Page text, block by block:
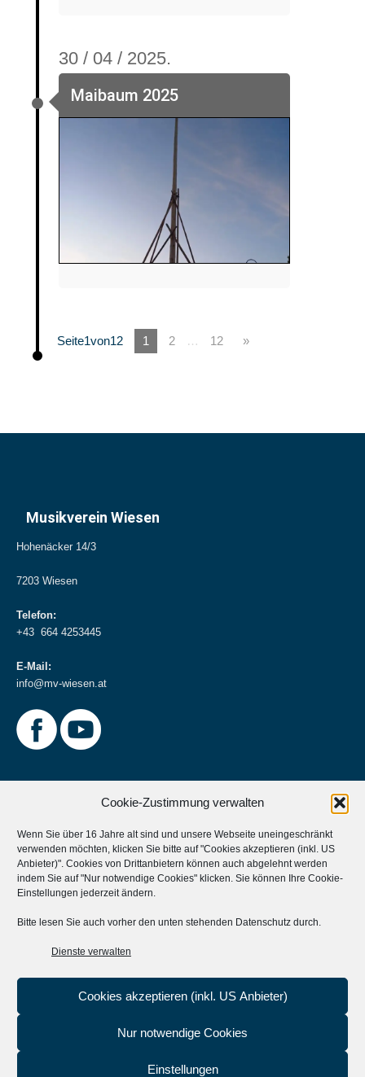
Cookie-Zustimmung verwalten
Wenn Sie über 16 Jahre alt sind und unsere Webseite uneingeschränkt
verwenden möchten, klicken Sie bitte auf "Cookies akzeptieren (inkl. US
Anbieter)". Cookies von Drittanbietern können auch abgelehnt werden
indem Sie auf "Nur notwendige Cookies" klicken. Sie können Ihre Cookie-
Einstellungen jederzeit ändern.
Bitte lesen Sie auch vorher den unten stehenden Datenschutz durch.
Dienste verwalten
Cookies akzeptieren (inkl. US Anbieter)
Nur notwendige Cookies
Einstellungen
30 / 04 / 2025.
Maibaum 2025
Seite1von12 1 2 … 12 »
Musikverein Wiesen
Hohenäcker 14/3
7203 Wiesen
Telefon:
+43 664 4253445
E-Mail:
info@mv-wiesen.at
Weitere Informationen
Musikverein Unterstützen?